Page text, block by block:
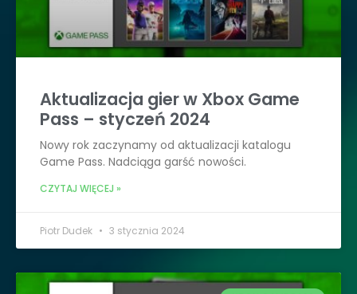
Aktualizacja gier w Xbox Game
Pass – styczeń 2024
Nowy rok zaczynamy od aktualizacji katalogu
Game Pass. Nadciąga garść nowości.
CZYTAJ WIĘCEJ »
Piotr Dudek 3 stycznia 2024